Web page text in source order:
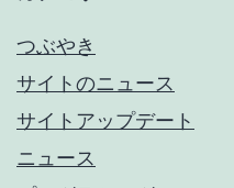
つぶやき
サイトのニュース
サイトアップデート
ニュース